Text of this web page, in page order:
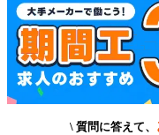
\ 質問に答えて、